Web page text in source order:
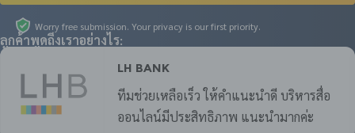
ลูกค้าพูดถึงเราอย่างไร:
LH Bank
ทีมช่วยเหลือเร็ว ให้คำแนะนำดี บริหารสื่อ
ออนไลน์มีประสิทธิภาพ แนะนำมากค่ะ
Worry free submission. Your privacy is our first priority.